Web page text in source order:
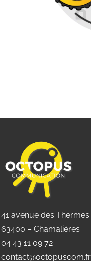
41 avenue des Thermes
63400 – Chamalières
04 43 11 09 72
contact@octopuscom.fr